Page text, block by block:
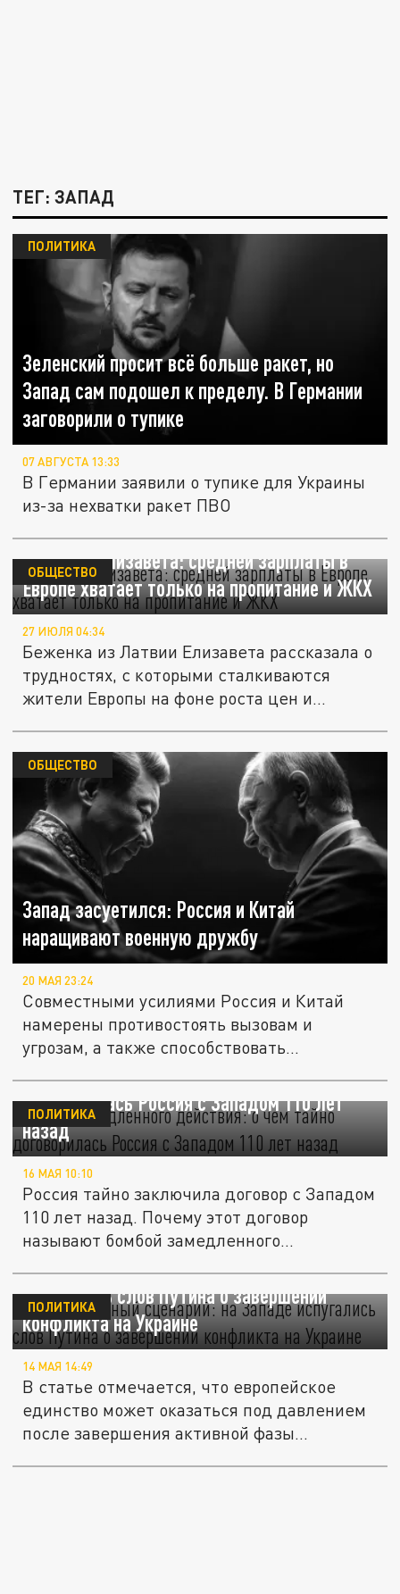
ТЕГ: ЗАПАД
Зеленский просит всё больше ракет, но
Запад сам подошел к пределу. В Германии
заговорили о тупике
ПОЛИТИКА
07 АВГУСТА 13:33
В Германии заявили о тупике для Украины
из-за нехватки ракет ПВО
Беженка Елизавета: средней зарплаты в
Европе хватает только на пропитание и ЖКХ
ОБЩЕСТВО
27 ИЮЛЯ 04:34
Беженка из Латвии Елизавета рассказала о
трудностях, с которыми сталкиваются
жители Европы на фоне роста цен и...
Запад засуетился: Россия и Китай
наращивают военную дружбу
ОБЩЕСТВО
20 МАЯ 23:24
Совместными усилиями Россия и Китай
намерены противостоять вызовам и
угрозам, а также способствовать...
Бомба замедленного действия: о чем тайно
договорилась Россия с Западом 110 лет
назад
ПОЛИТИКА
16 МАЯ 10:10
Россия тайно заключила договор с Западом
110 лет назад. Почему этот договор
называют бомбой замедленного...
"Самый опасный сценарий": на Западе
испугались слов Путина о завершении
конфликта на Украине
ПОЛИТИКА
14 МАЯ 14:49
В статье отмечается, что европейское
единство может оказаться под давлением
после завершения активной фазы...